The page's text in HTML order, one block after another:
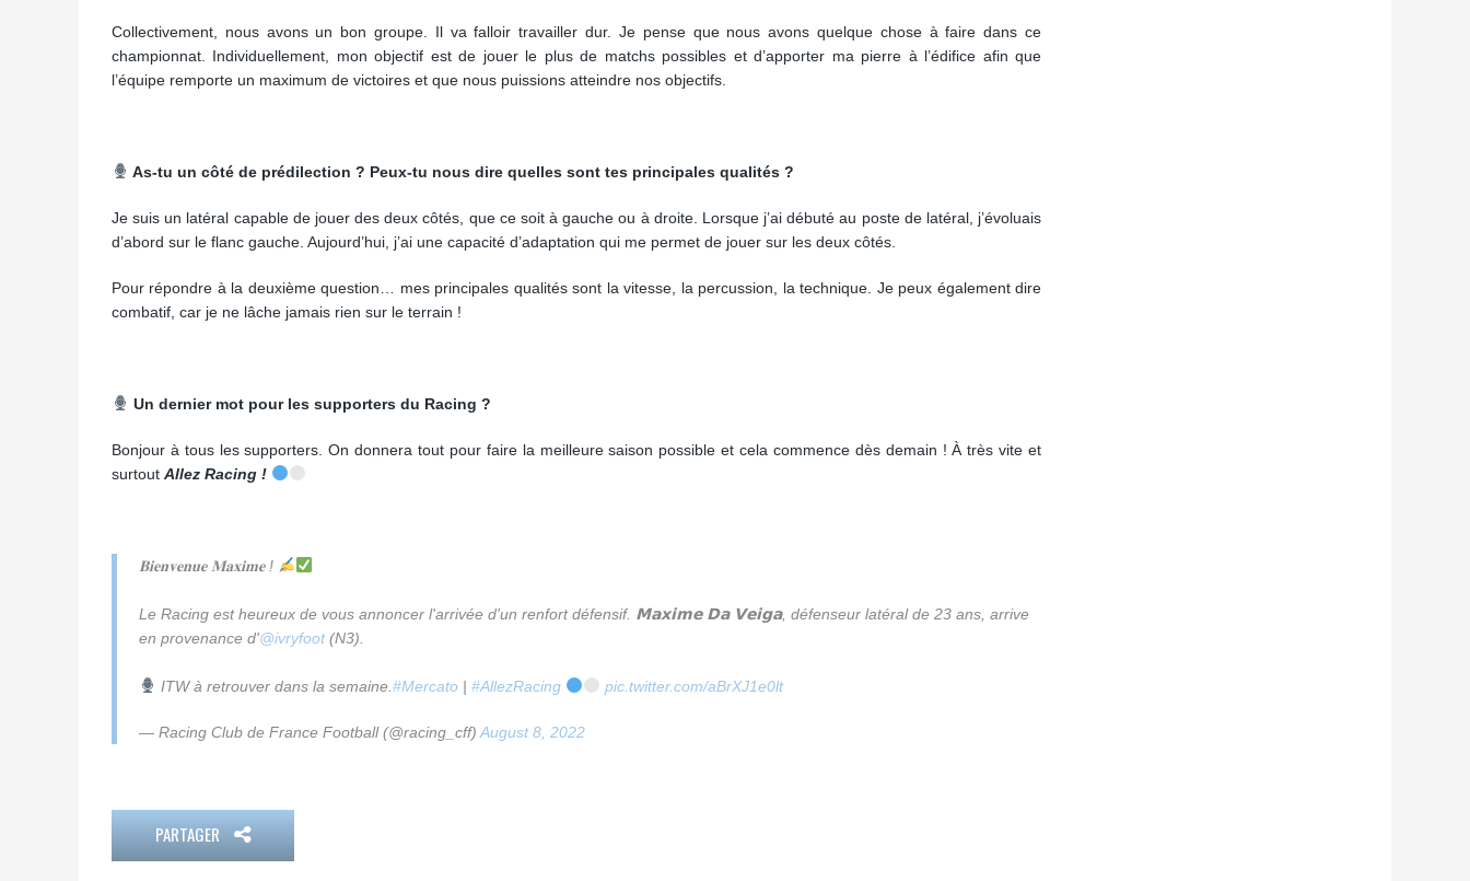
Collectivement, nous avons un bon groupe. Il va falloir travailler dur. Je pense que nous avons quelque chose à faire dans ce
championnat. Individuellement, mon objectif est de jouer le plus de matchs possibles et d’apporter ma pierre à l’édifice afin que
l’équipe remporte un maximum de victoires et que nous puissions atteindre nos objectifs.
As-tu un côté de prédilection ? Peux-tu nous dire quelles sont tes principales qualités ?
Je suis un latéral capable de jouer des deux côtés, que ce soit à gauche ou à droite. Lorsque j’ai débuté au poste de latéral, j’évoluais
d’abord sur le flanc gauche. Aujourd’hui, j’ai une capacité d’adaptation qui me permet de jouer sur les deux côtés.
Pour répondre à la deuxième question… mes principales qualités sont la vitesse, la percussion, la technique. Je peux également dire
combatif, car je ne lâche jamais rien sur le terrain !
Un dernier mot pour les supporters du Racing ?
Bonjour à tous les supporters. On donnera tout pour faire la meilleure saison possible et cela commence dès demain ! À très vite et
surtout Allez Racing !
𝐁𝐢𝐞𝐧𝐯𝐞𝐧𝐮𝐞 𝐌𝐚𝐱𝐢𝐦𝐞 !
Le Racing est heureux de vous annoncer l'arrivée d'un renfort défensif. 𝗠𝗮𝘅𝗶𝗺𝗲 𝗗𝗮 𝗩𝗲𝗶𝗴𝗮, défenseur latéral de 23 ans, arrive
en provenance d'@ivryfoot(N3).
ITW à retrouver dans la semaine. #Mercato| #AllezRacing pic.twitter.com/aBrXJ1e0lt
— Racing Club de France Football (@racing_cff) August 8, 2022
PARTAGER